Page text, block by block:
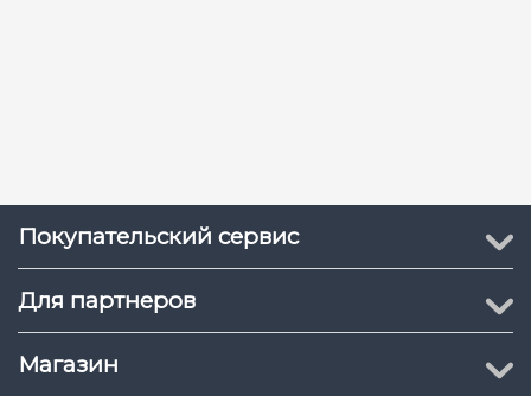
Покупательский сервис
Для партнеров
Магазин